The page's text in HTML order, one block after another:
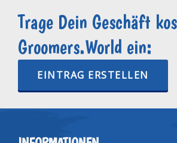
Trage Dein Geschäft
Groomers.World ein:
EINTRAG ERSTELLEN